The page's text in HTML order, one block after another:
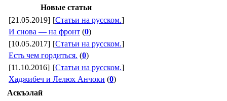
Новые статьи
[21.05.2019] [Статьи на русском.]
И снова — на фронт (0)
[10.05.2017] [Статьи на русском.]
Есть чем гордиться. (0)
[11.10.2016] [Статьи на русском.]
Хаджибеч и Лелюх Анчоки (0)
Аскъэлай